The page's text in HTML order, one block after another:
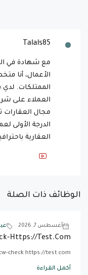
Talals85
مع شهادة في
الأعمال، أنا
الممتلكات.
العملاء على
مجال
الدرجة الأولى
العقارية
الوظائف ذات الصلة
أغسطس 7, 2026
Https://test.com/
check https://test.com
أكمل القراءة